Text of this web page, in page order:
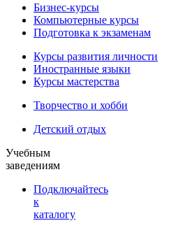
Бизнес-курсы
Компьютерные курсы
Подготовка к экзаменам
Курсы развития личности
Иностранные языки
Курсы мастерства
Творчество и хобби
Детский отдых
Учебным
заведениям
Подключайтесь
к
каталогу